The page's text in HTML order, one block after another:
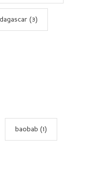
(3)
baobab (1)